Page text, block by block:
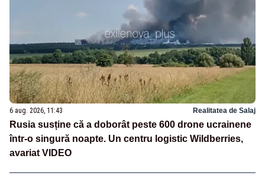
6 aug. 2026, 11:43 Realitatea de Salaj
Rusia susține că a doborât peste 600 drone ucrainene
într-o singură noapte. Un centru logistic Wildberries,
avariat VIDEO